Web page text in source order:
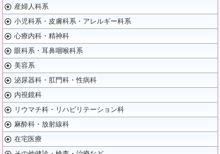
産婦人科系
小児科系・皮膚科系・アレルギー科系
心療内科・精神科
眼科系・耳鼻咽喉科系
美容系
泌尿器科・肛門科・性病科
内視鏡科
リウマチ科・リハビリテーション科
麻酔科・放射線科
在宅医療